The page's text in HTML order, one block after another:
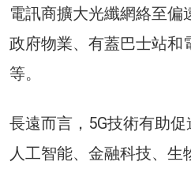
電訊商擴大光纖網絡至偏
政府物業、有蓋巴士站和
等。
長遠而言，5G技術有助
人工智能、金融科技、生